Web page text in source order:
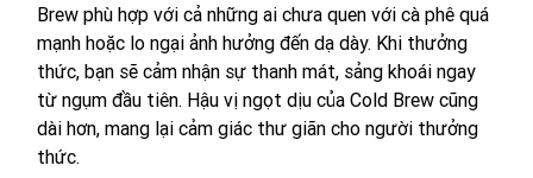
Brew phù hợp với cả những ai chưa quen với cà phê quá
mạnh hoặc lo ngại ảnh hưởng đến dạ dày. Khi thưởng
thức, bạn sẽ cảm nhận sự thanh mát, sảng khoái ngay
từ ngụm đầu tiên. Hậu vị ngọt dịu của Cold Brew cũng
dài hơn, mang lại cảm giác thư giãn cho người thưởng
thức.